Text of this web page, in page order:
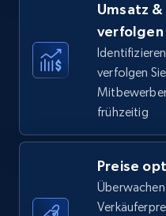
rating object, Product
Author name, Asin, and
7.4K+ 872+
Walmart - products
URL, Final price, Sku,
Specifications, Image
more.
Umsatz
verfolgen
verfolgen
frühzeitig
Preise